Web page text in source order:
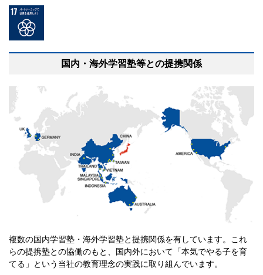
国内・海外学習塾等との提携関係
複数の国内学習塾・海外学習塾と提携関係を有しています。これ
らの提携塾との協働のもと、国内外において「本気でやる子を育
てる」という当社の教育理念の実践に取り組んでいます。